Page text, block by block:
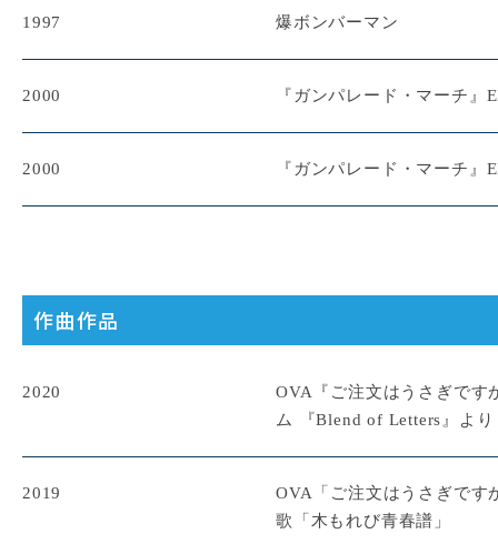
1997 爆ボンバーマン
2000 『ガンパレード・マーチ』
2000 『ガンパレード・マーチ』
作曲作品
2020
OVA『ご注文はうさぎです
ム 『Blend of Letters』よ
2019
OVA「ご注文はうさぎです
歌「木もれび青春譜」